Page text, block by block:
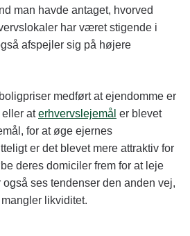
man havde antaget, hvorved
har været stigende i
afspejler sig på højere
medført at ejendomme er
eller aterhvervslejemål er blevet
for at øge ejernes
er det blevet mere attraktiv for
deres domiciler frem for at leje
ses tendenser den anden vej,
likviditet.